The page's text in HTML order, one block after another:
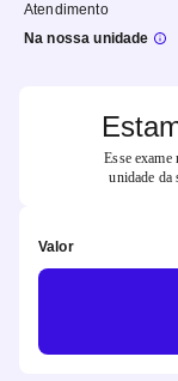
Atendimento
Na nossa unidade
Esse exame
unidade da
Valor